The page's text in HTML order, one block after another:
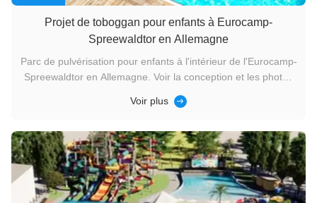
Projet de toboggan pour enfants à Eurocamp-
Spreewaldtor en Allemagne
Parc de pulvérisation pour enfants à l'intérieur de l'Eurocamp-
Spreewaldtor en Allemagne. Voir la conception et les photos
Voir plus